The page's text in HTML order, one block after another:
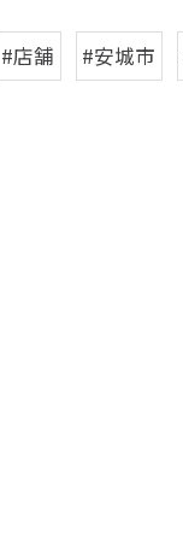
#店舗 #安城市